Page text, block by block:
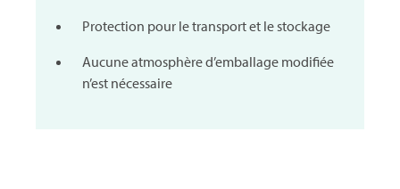
Protection pour le transport et le stockage
Aucune atmosphère d’emballage modifiée
n’est nécessaire